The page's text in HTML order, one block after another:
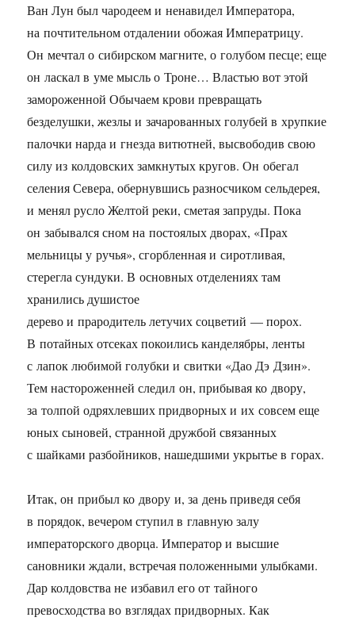
Ван Лун был чародеем и ненавидел Императора,
на почтительном отдалении обожая Императрицу.
Он мечтал о сибирском магните, о голубом песце; еще
он ласкал в уме мысль о Троне… Властью вот этой
замороженной Обычаем крови превращать
безделушки, жезлы и зачарованных голубей в хрупкие
палочки нарда и гнезда витютней, высвободив свою
силу из колдовских замкнутых кругов. Он обегал
селения Севера, обернувшись разносчиком сельдерея,
и менял русло Желтой реки, сметая запруды. Пока
он забывался сном на постоялых дворах, «Прах
мельницы у ручья», сгорбленная и сиротливая,
стерегла сундуки. В основных отделениях там
хранились душистое
дерево и прародитель летучих соцветий — порох.
В потайных отсеках покоились канделябры, ленты
с лапок любимой голубки и свитки «Дао Дэ Дзин».
Тем настороженней следил он, прибывая ко двору,
за толпой одряхлевших придворных и их совсем еще
юных сыновей, странной дружбой связанных
с шайками разбойников, нашедшими укрытье в горах.
Итак, он прибыл ко двору и, за день приведя себя
в порядок, вечером ступил в главную залу
императорского дворца. Император и высшие
сановники ждали, встречая положенными улыбками.
Дар колдовства не избавил его от тайного
превосходства во взглядах придворных. Как